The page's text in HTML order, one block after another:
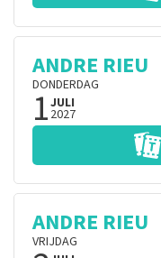
ANDRE RIEU
DONDERDAG
1JULI
2027
ANDRE RIEU
VRIJDAG